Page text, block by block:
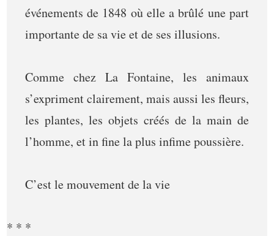
événements de 1848 où elle a brûlé une part
importante de sa vie et de ses illusions.
Comme chez La Fontaine, les animaux
s’expriment clairement, mais aussi les fleurs,
les plantes, les objets créés de la main de
l’homme, et in fine la plus infime poussière.
C’est le mouvement de la vie
* * *